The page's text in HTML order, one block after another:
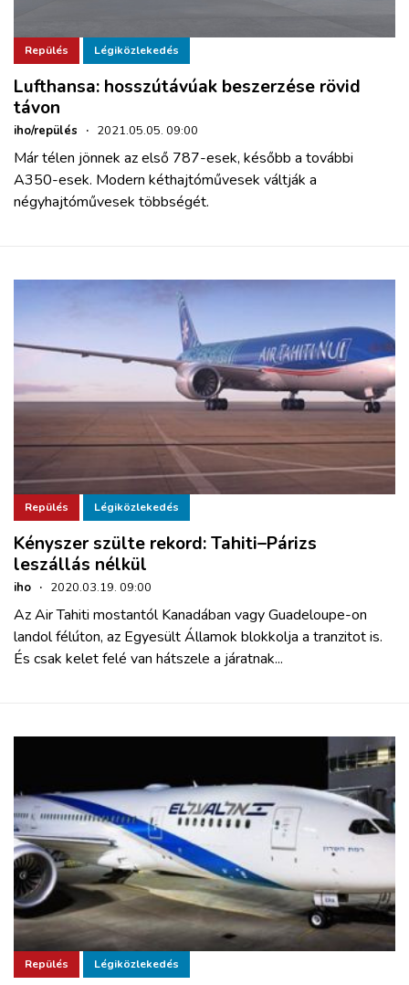
Repülés Légiközlekedés
Lufthansa: hosszútávúak beszerzése rövid
távon
iho/repülés · 2021.05.05. 09:00
Már télen jönnek az első 787-esek, később a további
A350-esek. Modern kéthajtóművesek váltják a
négyhajtóművesek többségét.
Repülés Légiközlekedés
Kényszer szülte rekord: Tahiti–Párizs
leszállás nélkül
iho · 2020.03.19. 09:00
Az Air Tahiti mostantól Kanadában vagy Guadeloupe-on
landol félúton, az Egyesült Államok blokkolja a tranzitot is.
És csak kelet felé van hátszele a járatnak...
Repülés Légiközlekedés